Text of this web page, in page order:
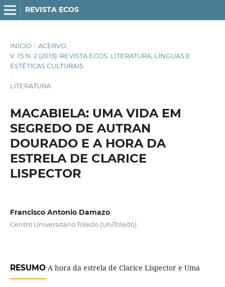
REVISTA ECOS
INÍCIO / ACERVO /
V. 15 N. 2 (2013): REVISTA ECOS: LITERATURA, LÍNGUAS E
ESTÉTICAS CULTURAIS
/
LITERATURA
MACABIELA: UMA VIDA EM
SEGREDO DE AUTRAN
DOURADO E A HORA DA
ESTRELA DE CLARICE
LISPECTOR
Francisco Antonio Damazo
Centro Universitário Toledo (UniToledo)
RESUMOA hora da estrela de Clarice Lispector e Uma